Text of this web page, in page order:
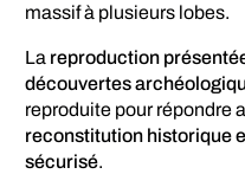
massif à plusieurs lobes.
La reproduction
découvertes
reproduite pour répondre
reconstitution historique
sécurisé.